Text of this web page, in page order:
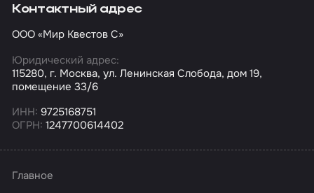
Контактный адрес
ООО «Мир Квестов С»
Юридический адрес:
115280, г. Москва, ул. Ленинская Слобода, дом 19,
помещение 33/6
ИНН: 9725168751
ОГРН: 1247700614402
Главное